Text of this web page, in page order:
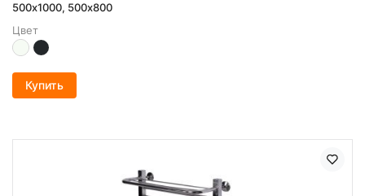
500х1000, 500x800
Цвет
Купить